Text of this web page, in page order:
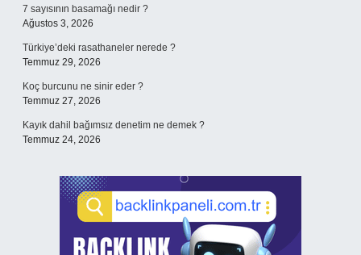
7 sayısının basamağı nedir ?
Ağustos 3, 2026
Türkiye’deki rasathaneler nerede ?
Temmuz 29, 2026
Koç burcunu ne sinir eder ?
Temmuz 27, 2026
Kayık dahil bağımsız denetim ne demek ?
Temmuz 24, 2026